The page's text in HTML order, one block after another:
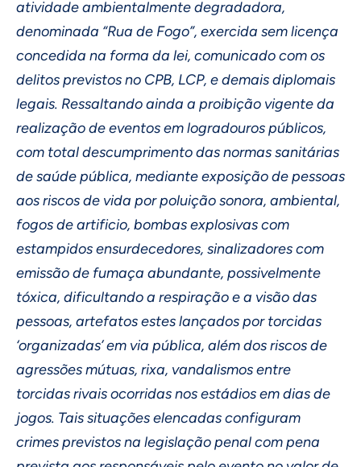
atividade ambientalmente degradadora,
denominada “Rua de Fogo”, exercida sem licença
concedida na forma da lei, comunicado com os
delitos previstos no CPB, LCP, e demais diplomais
legais. Ressaltando ainda a proibição vigente da
realização de eventos em logradouros públicos,
com total descumprimento das normas sanitárias
de saúde pública, mediante exposição de pessoas
aos riscos de vida por poluição sonora, ambiental,
fogos de artificio, bombas explosivas com
estampidos ensurdecedores, sinalizadores com
emissão de fumaça abundante, possivelmente
tóxica, dificultando a respiração e a visão das
pessoas, artefatos estes lançados por torcidas
‘organizadas’ em via pública, além dos riscos de
agressões mútuas, rixa, vandalismos entre
torcidas rivais ocorridas nos estádios em dias de
jogos. Tais situações elencadas configuram
crimes previstos na legislação penal com pena